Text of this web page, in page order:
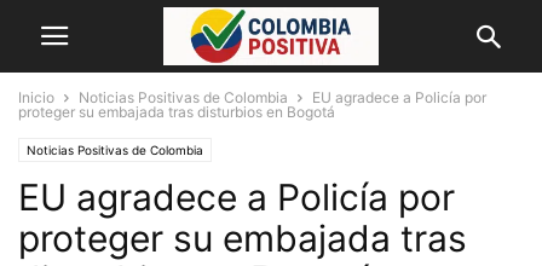
Inicio Noticias Positivas de Colombia
EU agradece a Policía por
proteger su embajada tras disturbios en Bogotá
Noticias Positivas de Colombia
EU agradece a Policía por
proteger su embajada tras